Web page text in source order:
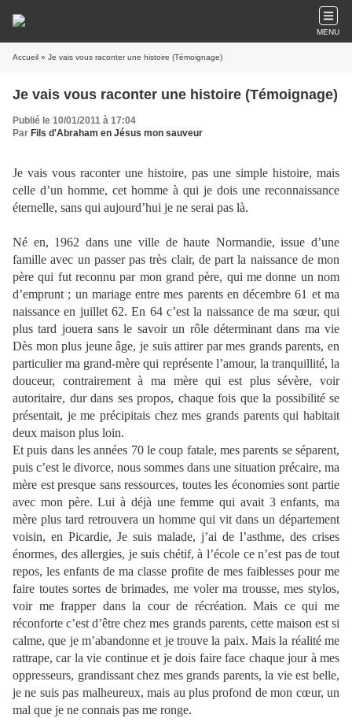
MENU
Accueil » Je vais vous raconter une histoire (Témoignage)
Je vais vous raconter une histoire (Témoignage)
Publié le 10/01/2011 à 17:04
Par Fils d'Abraham en Jésus mon sauveur
Je vais vous raconter une histoire, pas une simple histoire, mais
celle d’un homme, cet homme à qui je dois une reconnaissance
éternelle, sans qui aujourd’hui je ne serai pas là.
Né en, 1962 dans une ville de haute Normandie, issue d’une
famille avec un passer pas très clair, de part la naissance de mon
père qui fut reconnu par mon grand père, qui me donne un nom
d’emprunt ; un mariage entre mes parents en décembre 61 et ma
naissance en juillet 62. En 64 c’est la naissance de ma sœur, qui
plus tard jouera sans le savoir un rôle déterminant dans ma vie
Dès mon plus jeune âge, je suis attirer par mes grands parents, en
particulier ma grand-mère qui représente l’amour, la tranquillité, la
douceur, contrairement à ma mère qui est plus sévère, voir
autoritaire, dur dans ses propos, chaque fois que la possibilité se
présentait, je me précipitais chez mes grands parents qui habitait
deux maison plus loin.
Et puis dans les années 70 le coup fatale, mes parents se séparent,
puis c’est le divorce, nous sommes dans une situation précaire, ma
mère est presque sans ressources, toutes les économies sont partie
avec mon père. Lui à déjà une femme qui avait 3 enfants, ma
mère plus tard retrouvera un homme qui vit dans un département
voisin, en Picardie, Je suis malade, j’ai de l’asthme, des crises
énormes, des allergies, je suis chétif, à l’école ce n’est pas de tout
repos, les enfants de ma classe profite de mes faiblesses pour me
faire toutes sortes de brimades, me voler ma trousse, mes stylos,
voir me frapper dans la cour de récréation. Mais ce qui me
réconforte c’est d’être chez mes grands parents, cette maison est si
calme, que je m’abandonne et je trouve la paix. Mais la réalité me
rattrape, car la vie continue et je dois faire face chaque jour à mes
oppresseurs, grandissant chez mes grands parents, la vie est belle,
je ne suis pas malheureux, mais au plus profond de mon cœur, un
mal que je ne connais pas me ronge.